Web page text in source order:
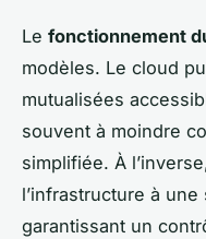
Le fonctionnement
modèles. Le cloud
mutualisées
souvent à moindre
simplifiée. À
l’infrastructure à
garantissant un